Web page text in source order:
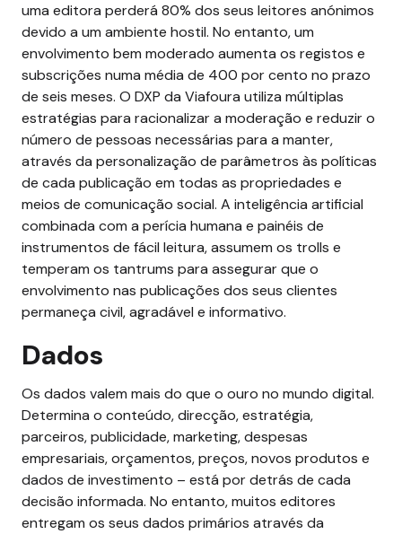
uma editora perderá 80% dos seus leitores anónimos
devido a um ambiente hostil. No entanto, um
envolvimento bem moderado aumenta os registos e
subscrições numa média de 400 por cento no prazo
de seis meses. O DXP da Viafoura utiliza múltiplas
estratégias para racionalizar a moderação e reduzir o
número de pessoas necessárias para a manter,
através da personalização de parâmetros às políticas
de cada publicação em todas as propriedades e
meios de comunicação social. A inteligência artificial
combinada com a perícia humana e painéis de
instrumentos de fácil leitura, assumem os trolls e
temperam os tantrums para assegurar que o
envolvimento nas publicações dos seus clientes
permaneça civil, agradável e informativo.
Dados
Os dados valem mais do que o ouro no mundo digital.
Determina o conteúdo, direcção, estratégia,
parceiros, publicidade, marketing, despesas
empresariais, orçamentos, preços, novos produtos e
dados de investimento – está por detrás de cada
decisão informada. No entanto, muitos editores
entregam os seus dados primários através da